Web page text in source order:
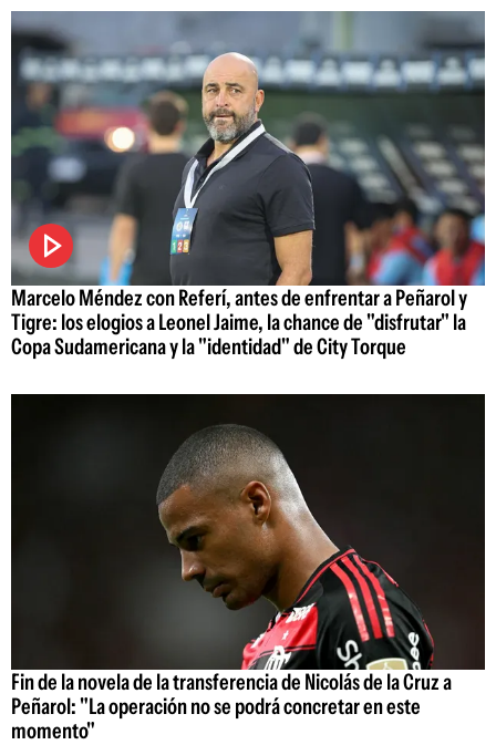
Marcelo Méndez con Referí, antes de enfrentar a Peñarol y
Tigre: los elogios a Leonel Jaime, la chance de "disfrutar" la
Copa Sudamericana y la "identidad" de City Torque
Fin de la novela de la transferencia de Nicolás de la Cruz a
Peñarol: "La operación no se podrá concretar en este
momento"